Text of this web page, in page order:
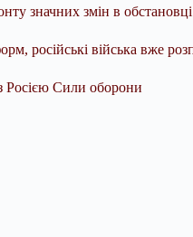
значних змін в
російські війська вже
Росією Сили оборони